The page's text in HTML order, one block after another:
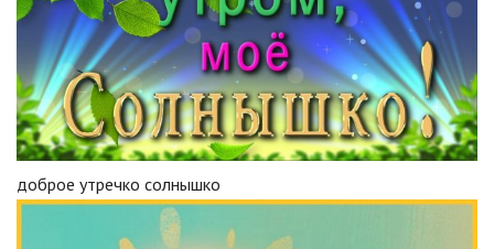
доброе утречко солнышко